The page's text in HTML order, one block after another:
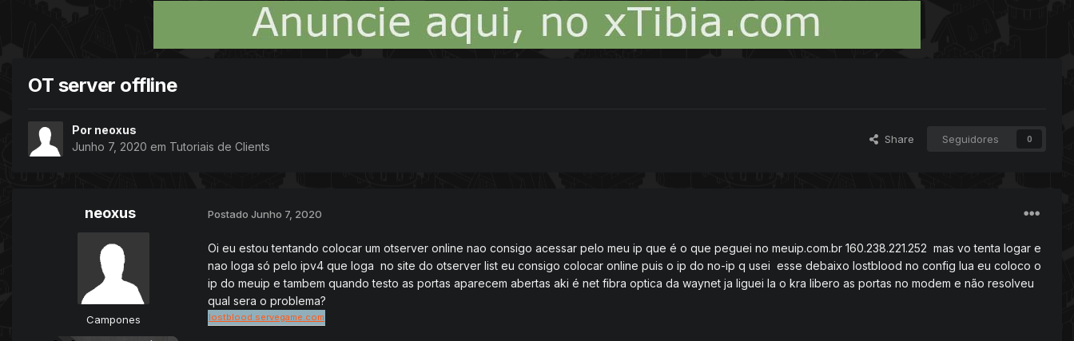
OT server offline
Por neoxus
Junho 7, 2020 em Tutoriais de Clients
Share Seguidores 0
neoxus
Campones
Postado Junho 7, 2020
Oi eu estou tentando colocar um otserver online nao consigo acessar pelo meu ip que é o que peguei no meuip.com.br 160.238.221.252 mas vo tenta logar e
nao loga só pelo ipv4 que loga no site do otserver list eu consigo colocar online puis o ip do no-ip q usei esse debaixo lostblood no config lua eu coloco o
ip do meuip e tambem quando testo as portas aparecem abertas aki é net fibra optica da waynet ja liguei la o kra libero as portas no modem e não resolveu
qual sera o problema?
lostblood.servegame.com